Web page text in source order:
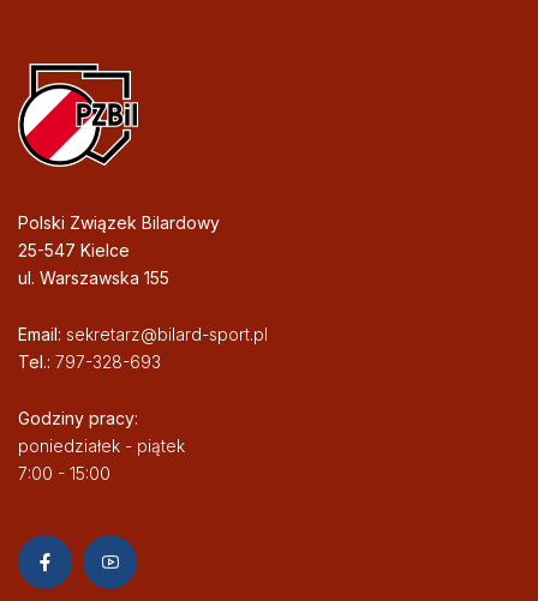
Polski Związek Bilardowy
25-547 Kielce
ul. Warszawska 155
Email: sekretarz@bilard-sport.pl
Tel.: 797-328-693
Godziny pracy:
poniedziałek - piątek
7:00 - 15:00